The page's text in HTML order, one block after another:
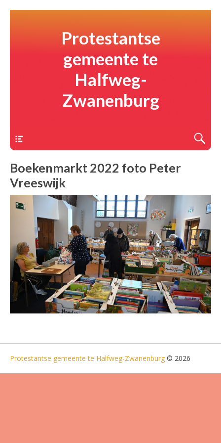
Protestantse
gemeente te
Halfweg-
Zwanenburg
Boekenmarkt 2022 foto Peter
Vreeswijk
Protestantse gemeente te Halfweg-Zwanenburg © 2026